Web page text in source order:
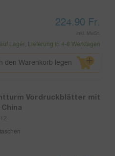
224.90 Fr.
inkl. MwSt.
auf Lager, Lieferung in 4-8 Werktagen
den Warenkorb legen
Vordruckblätter mit